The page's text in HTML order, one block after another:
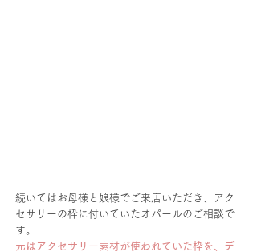
続いてはお母様と娘様でご来店いただき、アク
セサリーの枠に付いていたオパールのご相談で
す。
元はアクセサリー素材が使われていた枠を、デ